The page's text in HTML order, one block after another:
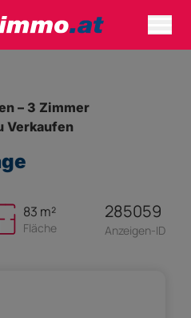
– 3 Zimmer
Verkaufen
83 m²
Fläche
285059
Anzeigen-ID